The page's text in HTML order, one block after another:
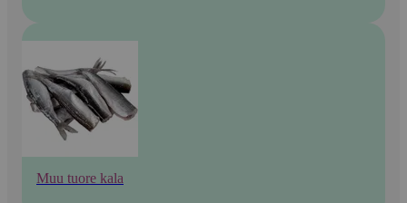
Muu tuore kala